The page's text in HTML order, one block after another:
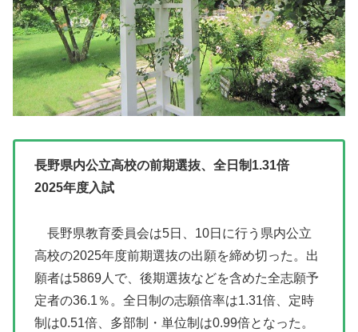
長野県内公立高校の前期選抜、全日制1.31倍
2025年度入試
長野県教育委員会は5日、10日に行う県内公立
高校の2025年度前期選抜の出願を締め切った。出
願者は5869人で、後期選抜などを含めた全志願予
定者の36.1％。全日制の志願倍率は1.31倍、定時
制は0.51倍、多部制・単位制は0.99倍となった。